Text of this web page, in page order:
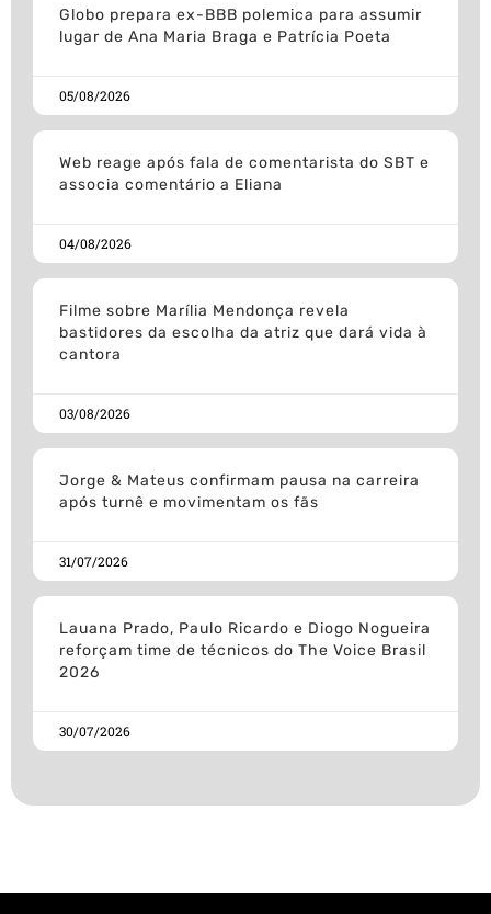
Globo prepara ex-BBB polemica para assumir
lugar de Ana Maria Braga e Patrícia Poeta
05/08/2026
Web reage após fala de comentarista do SBT e
associa comentário a Eliana
04/08/2026
Filme sobre Marília Mendonça revela
bastidores da escolha da atriz que dará vida à
cantora
03/08/2026
Jorge & Mateus confirmam pausa na carreira
após turnê e movimentam os fãs
31/07/2026
Lauana Prado, Paulo Ricardo e Diogo Nogueira
reforçam time de técnicos do The Voice Brasil
2026
30/07/2026